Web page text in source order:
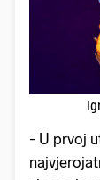
- U prvoj